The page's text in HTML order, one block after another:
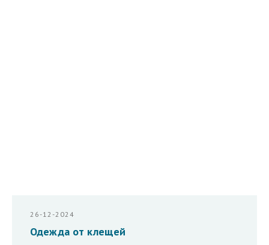
26-12-2024
Одежда от клещей